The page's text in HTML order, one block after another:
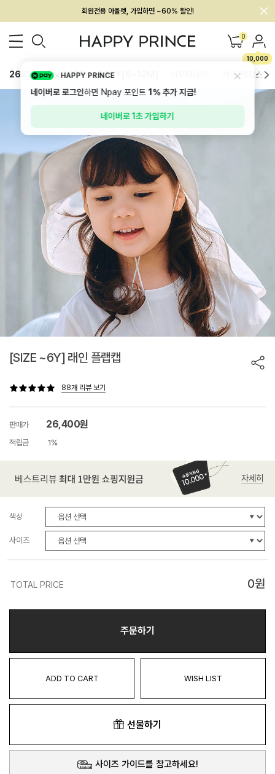
회원전용 아울렛, 가입하면 ~60% 할인!
멤버십 최대 28,000원 혜택 0
10,000
26SS 신상 BEST BABY[6~12M] 하의/레깅스
[SIZE ~6Y] 래인 플랩캡
88개 리뷰 보기
판매가 26,400원
적립금 1%
색상
사이즈
TOTAL PRICE 0원
주문하기
ADD TO CART WISH LIST
선물하기
사이즈 가이드를 참고하세요!
HAPPY PRINCE
네이버로 로그인하면 Npay 포인트1%추가 지급!
네이버로 1초 가입하기